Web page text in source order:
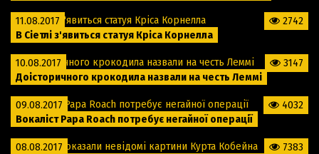
11.08.2017
2742
В Сіетлі з'явиться статуя Кріса Корнелла
10.08.2017
3147
Доісторичного крокодила назвали на честь Леммі
09.08.2017
4032
Вокаліст Papa Roach потребує негайної операції
08.08.2017
7383